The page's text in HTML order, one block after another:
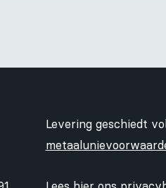
Levering geschiedt